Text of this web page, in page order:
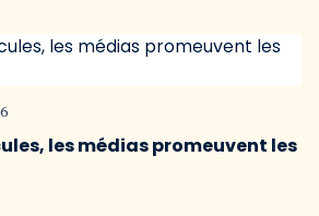
les médias promeuvent les